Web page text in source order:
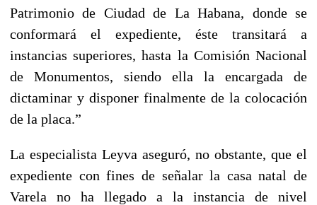
Patrimonio de Ciudad de La Habana, donde se
conformará el expediente, éste transitará a
instancias superiores, hasta la Comisión Nacional
de Monumentos, siendo ella la encargada de
dictaminar y disponer finalmente de la colocación
de la placa.”
La especialista Leyva aseguró, no obstante, que el
expediente con fines de señalar la casa natal de
Varela no ha llegado a la instancia de nivel